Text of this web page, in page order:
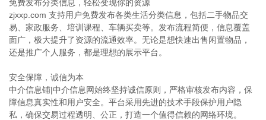
免费发布分类信息，轻松变现你的资源
zjxxp.com 支持用户免费发布各类生活分类信息，包括二手物品交
易、家政服务、培训课程、车辆买卖等。发布流程简便，信息覆盖
面广，极大提升了资源的流通效率。无论是想快速出售闲置物品，
还是推广个人服务，都是理想的展示平台。
安全保障，诚信为本
中介信息铺|中介信息网始终坚持诚信原则，严格审核发布内容，保
障信息真实性和用户安全。平台采用先进的技术手段保护用户隐
私，确保交易过程透明、公正，打造一个值得信赖的网络环境。